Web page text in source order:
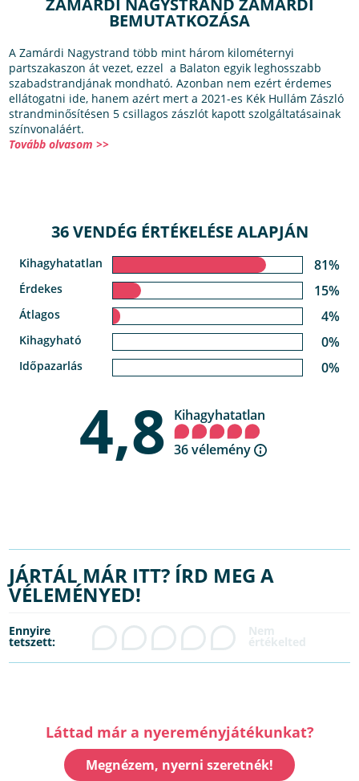
BEMUTATKOZÁSA
A Zamárdi Nagystrand több mint három kilométernyi
partszakaszon át vezet, ezzel a Balaton egyik leghosszabb
szabadstrandjának mondható. Azonban nem ezért érdemes
ellátogatni ide, hanem azért mert a 2021-es Kék Hullám Zászló
strandminősítésen 5 csillagos zászlót kapott szolgáltatásainak
színvonaláért.
Tovább olvasom >>
36 VENDÉG ÉRTÉKELÉSE ALAPJÁN
Kihagyhatatlan 81%
Érdekes 15%
Átlagos 4%
Kihagyható 0%
Időpazarlás 0%
4,8 Kihagyhatatlan
36 vélemény
JÁRTÁL MÁR ITT? ÍRD MEG A
VÉLEMÉNYED!
Ennyire
tetszett:
Láttad már a nyereményjátékunkat?
Megnézem, nyerni szeretnék!